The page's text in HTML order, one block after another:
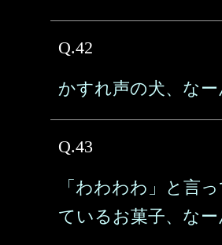
Q.42
かすれ声の犬、なー
Q.43
「わわわわ」と言
ているお菓子、なー